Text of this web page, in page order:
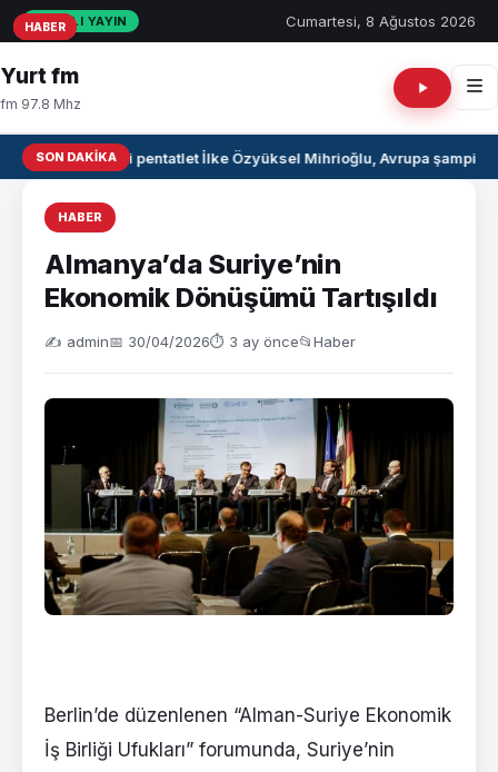
CANLI YAYIN Cumartesi, 8 Ağustos 2026
Yurt fm
fm 97.8 Mhz
SON DAKIKAMilli pentatlet İlke Özyüksel Mihrioğlu, Avrupa
HABER
Almanya’da Suriye’nin
Ekonomik Dönüşümü Tartışıldı
✍️ admin📅 30/04/2026⏱ 3 ay önce📂Haber
Berlin’de düzenlenen “Alman-Suriye Ekonomik
İş Birliği Ufukları” forumunda, Suriye’nin
HABER
HABER
HABER